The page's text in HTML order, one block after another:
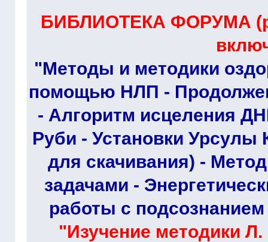
БИБЛИОТЕКА ФОРУМА
"Методы и методики
помощью НЛП -
- Алгоритм исцеления
Руби - Установки Урсулы
для скачивания) -
задачами -
работы с
"Изучение методики